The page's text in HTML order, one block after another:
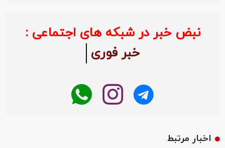
نبض خبر در شبکه های اجتماعی :
خبر فوری
اخبار مرتبط